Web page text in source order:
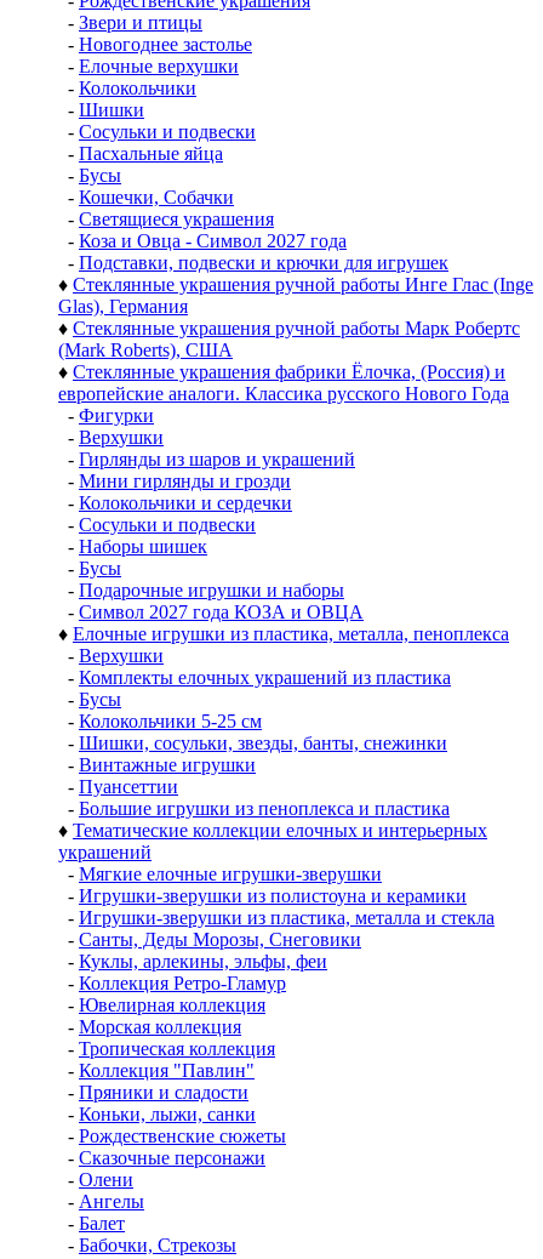
- Звери и птицы
- Новогоднее застолье
- Елочные верхушки
- Колокольчики
- Шишки
- Сосульки и подвески
- Пасхальные яйца
- Бусы
- Кошечки, Собачки
- Светящиеся украшения
- Коза и Овца - Символ 2027 года
- Подставки, подвески и крючки для игрушек
♦ Стеклянные украшения ручной работы Инге Глас (Inge
Glas), Германия
♦ Стеклянные украшения ручной работы Марк Робертс
(Mark Roberts), США
♦ Стеклянные украшения фабрики Ёлочка, (Россия) и
европейские аналоги. Классика русского Нового Года
- Фигурки
- Верхушки
- Гирлянды из шаров и украшений
- Мини гирлянды и грозди
- Колокольчики и сердечки
- Сосульки и подвески
- Наборы шишек
- Бусы
- Подарочные игрушки и наборы
- Символ 2027 года КОЗА и ОВЦА
♦ Елочные игрушки из пластика, металла, пеноплекса
- Верхушки
- Комплекты елочных украшений из пластика
- Бусы
- Колокольчики 5-25 см
- Шишки, сосульки, звезды, банты, снежинки
- Винтажные игрушки
- Пуансеттии
- Большие игрушки из пеноплекса и пластика
♦ Тематические коллекции елочных и интерьерных
украшений
- Мягкие елочные игрушки-зверушки
- Игрушки-зверушки из полистоуна и керамики
- Игрушки-зверушки из пластика, металла и стекла
- Санты, Деды Морозы, Снеговики
- Куклы, арлекины, эльфы, феи
- Коллекция Ретро-Гламур
- Ювелирная коллекция
- Морская коллекция
- Тропическая коллекция
- Коллекция "Павлин"
- Пряники и сладости
- Коньки, лыжи, санки
- Рождественские сюжеты
- Сказочные персонажи
- Олени
- Ангелы
- Балет
- Бабочки, Стрекозы